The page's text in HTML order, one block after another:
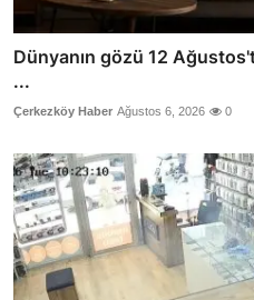
Dünyanın gözü 12
...
Çerkezköy Haber Ağustos 6, 2026 0